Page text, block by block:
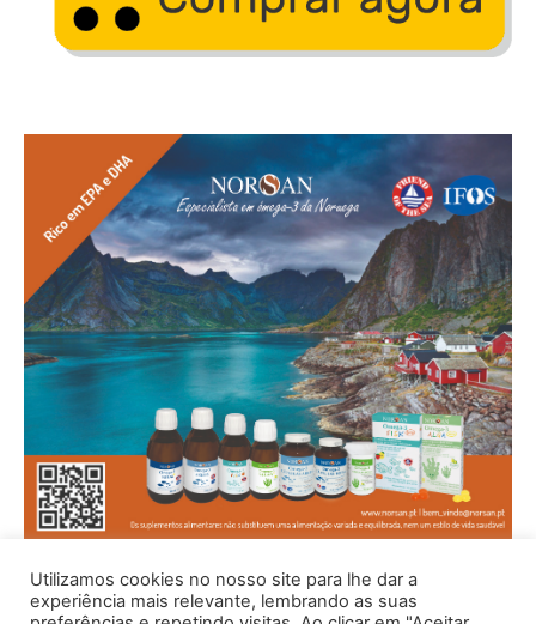
Utilizamos cookies no nosso site para lhe dar a
experiência mais relevante, lembrando as suas